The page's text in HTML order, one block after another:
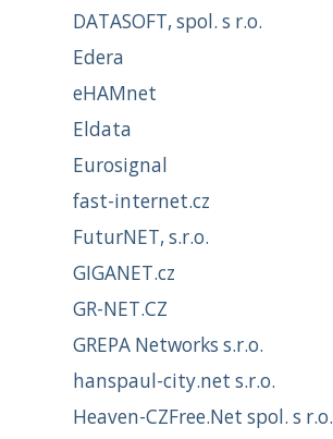
DATASOFT, spol. s r.o.
Edera
eHAMnet
Eldata
Eurosignal
fast-internet.cz
FuturNET, s.r.o.
GIGANET.cz
GR-NET.CZ
GREPA Networks s.r.o.
hanspaul-city.net s.r.o.
Heaven-CZFree.Net spol. s r.o.